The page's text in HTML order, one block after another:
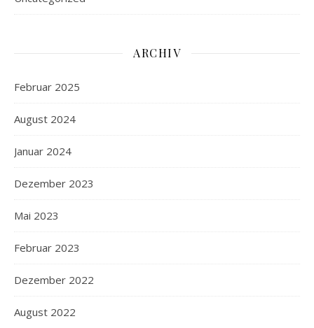
ARCHIV
Februar 2025
August 2024
Januar 2024
Dezember 2023
Mai 2023
Februar 2023
Dezember 2022
August 2022